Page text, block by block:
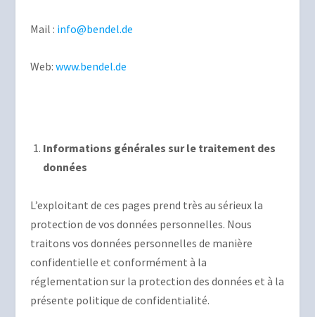
Mail : info@bendel.de
Web: www.bendel.de
Informations générales sur le traitement des
données
L’exploitant de ces pages prend très au sérieux la
protection de vos données personnelles. Nous
traitons vos données personnelles de manière
confidentielle et conformément à la
réglementation sur la protection des données et à la
présente politique de confidentialité.